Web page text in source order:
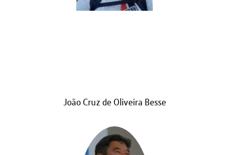
João Cruz de Oliveira Besse